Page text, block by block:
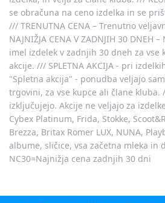
se obračuna na ceno izdelka in se
/// TRENUTNA CENA – Trenutno
NAJNIŽJA CENA V ZADNJIH 30 DNEH
imel izdelek v zadnjih 30 dneh za vse
akcije. /// SPLETNA AKCIJA - pri
"Spletna akcija" - ponudba veljajo
trgovini, za vse kupce ali člane kluba.
izključujejo. Akcije ne veljajo za
Cybex Platinum, Frida, Stokke,
Brezza, Britax Römer LUX, NUNA,
albume, sličice, vsa začetna mleka in
NC30=Najnižja cena zadnjih 30 dni